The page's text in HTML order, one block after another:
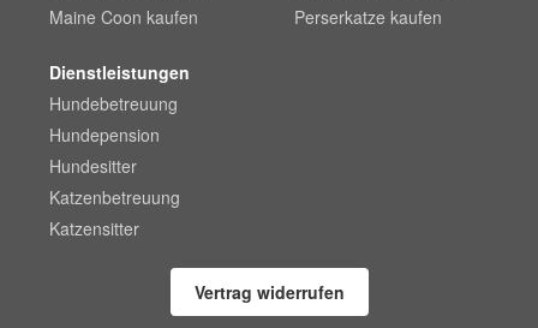
Maine Coon kaufen
Perserkatze kaufen
Dienstleistungen
Hundebetreuung
Hundepension
Hundesitter
Katzenbetreuung
Katzensitter
Vertrag widerrufen